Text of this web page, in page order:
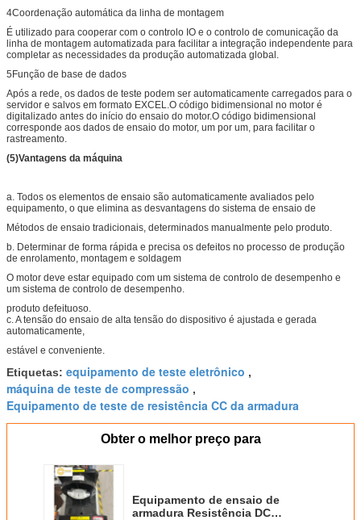
4Coordenação automática da linha de montagem
É utilizado para cooperar com o controlo IO e o controlo de comunicação da
linha de montagem automatizada para facilitar a integração independente para
completar as necessidades da produção automatizada global.
5Função de base de dados
Após a rede, os dados de teste podem ser automaticamente carregados para o
servidor e salvos em formato EXCEL.O código bidimensional no motor é
digitalizado antes do início do ensaio do motor.O código bidimensional
corresponde aos dados de ensaio do motor, um por um, para facilitar o
rastreamento.
(5)Vantagens da máquina
a. Todos os elementos de ensaio são automaticamente avaliados pelo
equipamento, o que elimina as desvantagens do sistema de ensaio de
Métodos de ensaio tradicionais, determinados manualmente pelo produto.
b. Determinar de forma rápida e precisa os defeitos no processo de produção
de enrolamento, montagem e soldagem
O motor deve estar equipado com um sistema de controlo de desempenho e
um sistema de controlo de desempenho.
produto defeituoso.
c. A tensão do ensaio de alta tensão do dispositivo é ajustada e gerada
automaticamente,
estável e conveniente.
Etiquetas: equipamento de teste eletrônico ,
máquina de teste de compressão ,
Equipamento de teste de resistência CC da armadura
Obter o melhor preço para
Equipamento de ensaio de
armadura Resistência DC